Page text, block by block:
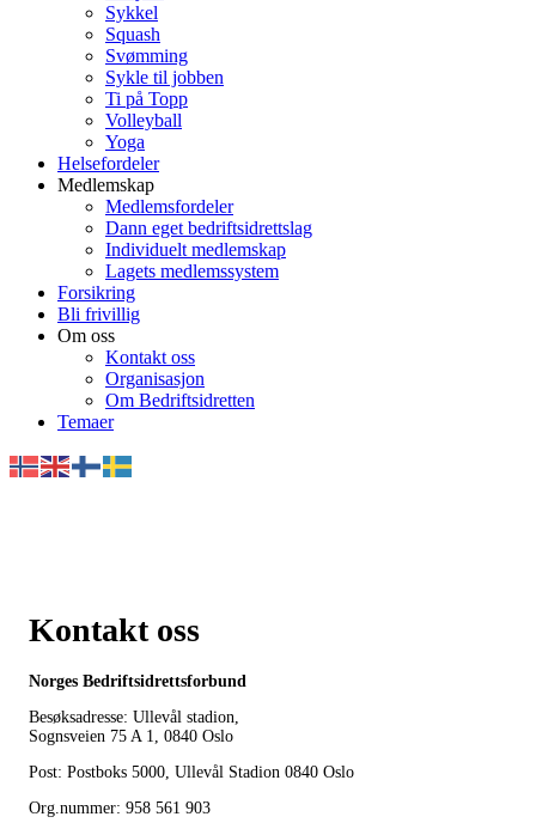
Sykkel
Squash
Svømming
Sykle til jobben
Ti på Topp
Volleyball
Yoga
Helsefordeler
Medlemskap
Medlemsfordeler
Dann eget bedriftsidrettslag
Individuelt medlemskap
Lagets medlemssystem
Forsikring
Bli frivillig
Om oss
Kontakt oss
Organisasjon
Om Bedriftsidretten
Temaer
Kontakt oss
Norges Bedriftsidrettsforbund
Besøksadresse: Ullevål stadion,
Sognsveien 75 A 1, 0840 Oslo
Post: Postboks 5000, Ullevål Stadion 0840 Oslo
Org.nummer: 958 561 903